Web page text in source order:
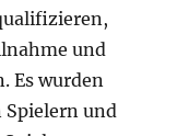
und
Es wurden
und